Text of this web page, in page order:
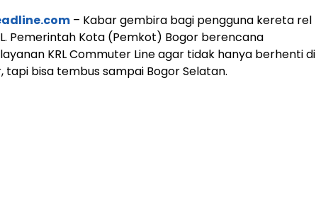
– Kabar gembira bagi pengguna kereta rel
Pemerintah Kota (Pemkot) Bogor berencana
KRL Commuter Line agar tidak hanya berhenti di
tapi bisa tembus sampai Bogor Selatan.